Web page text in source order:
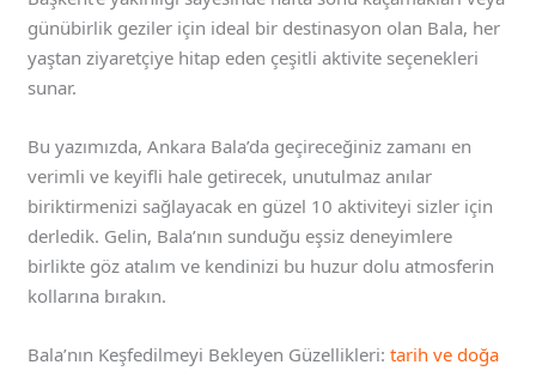
günübirlik geziler için ideal bir destinasyon olan Bala, her
yaştan ziyaretçiye hitap eden çeşitli aktivite seçenekleri
sunar.
Bu yazımızda, Ankara Bala’da geçireceğiniz zamanı en
verimli ve keyifli hale getirecek, unutulmaz anılar
biriktirmenizi sağlayacak en güzel 10 aktiviteyi sizler için
derledik. Gelin, Bala’nın sunduğu eşsiz deneyimlere
birlikte göz atalım ve kendinizi bu huzur dolu atmosferin
kollarına bırakın.
Bala’nın Keşfedilmeyi Bekleyen Güzellikleri:tarih ve doğa